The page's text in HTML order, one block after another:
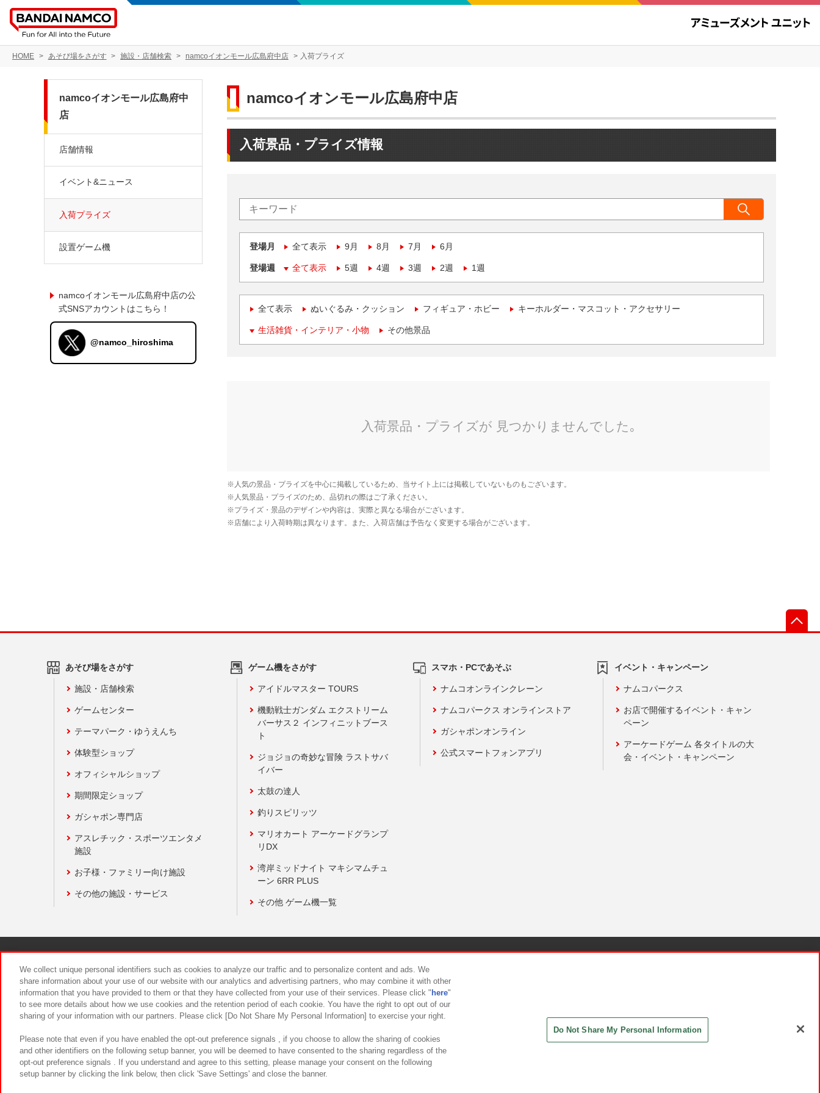
HOME あそび場をさがす 施設・店舗検索 namcoイオンモール広島府中店 入荷プライズ
namcoイオンモール広島府中店
入荷景品・プライズ情報
登場月 全て表示 9月 8月 7月 6月
登場週 全て表示 5週 4週 3週 2週 1週
全て表示 ぬいぐるみ・クッション フィギュア・ホビー キーホルダー・マスコット・アクセサリー
生活雑貨・インテリア・小物 その他景品
namcoイオンモール広島府中
店
店舗情報
イベント&ニュース
入荷プライズ
設置ゲーム機
namcoイオンモール広島府中店の公
式SNSアカウントはこちら！
@namco_hiroshima
あそび場をさがす
施設・店舗検索
ゲームセンター
テーマパーク・ゆうえんち
体験型ショップ
オフィシャルショップ
期間限定ショップ
ガシャポン専門店
アスレチック・スポーツエンタメ
施設
お子様・ファミリー向け施設
その他の施設・サービス
ゲーム機をさがす
アイドルマスター TOURS
機動戦士ガンダム エクストリーム
バーサス２ インフィニットブース
ト
ジョジョの奇妙な冒険 ラストサバ
イバー
太鼓の達人
釣りスピリッツ
マリオカート アーケードグランプ
リDX
湾岸ミッドナイト マキシマムチュ
ーン 6RR PLUS
その他 ゲーム機一覧
スマホ・PCであそぶ
ナムコオンラインクレーン
ナムコパークス オンラインストア
ガシャポンオンライン
公式スマートフォンアプリ
イベント・キャンペーン
ナムコパークス
お店で開催するイベント・キャン
ペーン
アーケードゲーム 各タイトルの大
会・イベント・キャンペーン
食品のご提供について カスタマーハラスメント対応方針
We collect unique personal identifiers such as cookies to analyze our traffic and to personalize content and ads. We
share information about your use of our website with our analytics and advertising partners, who may combine it with other
information that you have provided to them or that they have collected from your use of their services. Please click " here"
to see more details about how we use cookies and the retention period of each cookie. You have the right to opt out of our
sharing of your information with our partners. Please click [Do Not Share My Personal Information] to exercise your right.
Please note that even if you have enabled the opt-out preference signals , if you choose to allow the sharing of cookies
and other identifiers on the following setup banner, you will be deemed to have consented to the sharing regardless of the
opt-out preference signals . If you understand and agree to this setting, please manage your consent on the following
setup banner by clicking the link below, then click 'Save Settings' and close the banner.
Do Not Share My Personal Information